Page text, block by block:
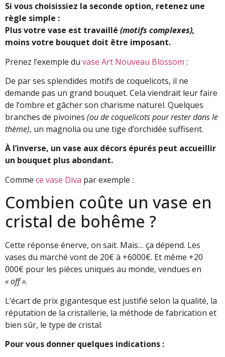
Si vous choisissiez la seconde option, retenez une
règle simple :
Plus votre vase est travaillé (motifs complexes),
moins votre bouquet doit être imposant.
Prenez l’exemple du vase Art Nouveau Blossom :
De par ses splendides motifs de coquelicots, il ne
demande pas un grand bouquet. Cela viendrait leur faire
de l’ombre et gâcher son charisme naturel. Quelques
branches de pivoines (ou de coquelicots pour rester dans le
thème), un magnolia ou une tige d’orchidée suffisent.
À l’inverse, un vase aux décors épurés peut accueillir
un bouquet plus abondant.
Comme ce vase Diva par exemple :
Combien coûte un vase en
cristal de bohême ?
Cette réponse énerve, on sait. Mais… ça dépend. Les
vases du marché vont de 20€ à +6000€. Et même +20
000€ pour les pièces uniques au monde, vendues en
« off ».
L’écart de prix gigantesque est justifié selon la qualité, la
réputation de la cristallerie, la méthode de fabrication et
bien sûr, le type de cristal.
Pour vous donner quelques indications :